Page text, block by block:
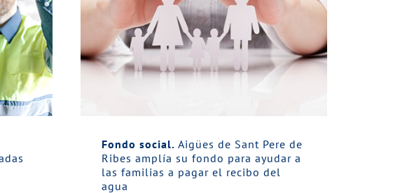
Fondo social. Aigües de Sant Pere de
Ribes amplía su fondo para ayudar a
las familias a pagar el recibo del
agua